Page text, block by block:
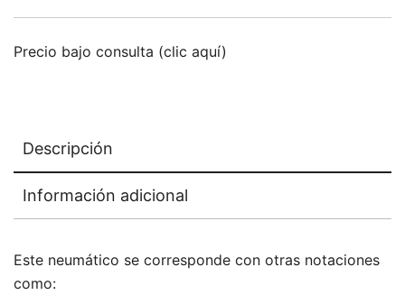
Precio bajo consulta (clic aquí)
Descripción
Información adicional
Este neumático se corresponde con otras notaciones
como: